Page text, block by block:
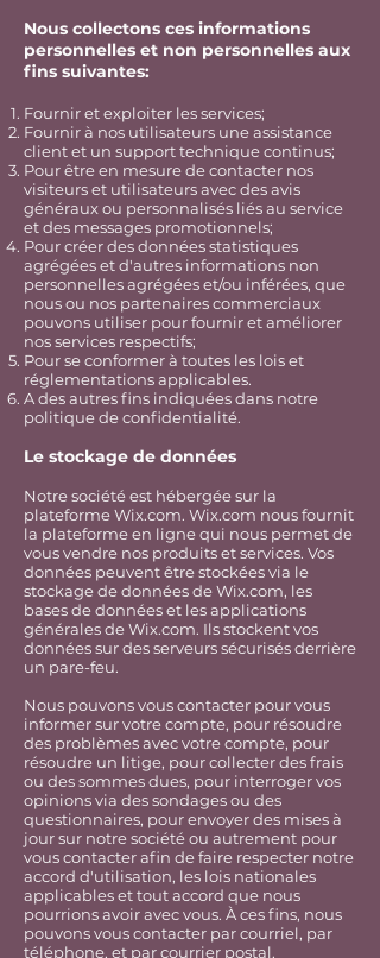
Nous collectons ces informations
personnelles et non personnelles aux
fins suivantes:
Fournir et exploiter les services;
Fournir à nos utilisateurs une assistance
client et un support technique continus;
Pour être en mesure de contacter nos
visiteurs et utilisateurs avec des avis
généraux ou personnalisés liés au service
et des messages promotionnels;
Pour créer des données statistiques
agrégées et d'autres informations non
personnelles agrégées et/ou inférées, que
nous ou nos partenaires commerciaux
pouvons utiliser pour fournir et améliorer
nos services respectifs;
Pour se conformer à toutes les lois et
réglementations applicables.
A des autres fins indiquées dans notre
politique de confidentialité.
Le stockage de données
Notre société est hébergée sur la
plateforme Wix.com. Wix.com nous fournit
la plateforme en ligne qui nous permet de
vous vendre nos produits et services. Vos
données peuvent être stockées via le
stockage de données de Wix.com, les
bases de données et les applications
générales de Wix.com. Ils stockent vos
données sur des serveurs sécurisés derrière
un pare-feu.
Nous pouvons vous contacter pour vous
informer sur votre compte, pour résoudre
des problèmes avec votre compte, pour
résoudre un litige, pour collecter des frais
ou des sommes dues, pour interroger vos
opinions via des sondages ou des
questionnaires, pour envoyer des mises à
jour sur notre société ou autrement pour
vous contacter afin de faire respecter notre
accord d'utilisation, les lois nationales
applicables et tout accord que nous
pourrions avoir avec vous. À ces fins, nous
pouvons vous contacter par courriel, par
téléphone, et par courrier postal.